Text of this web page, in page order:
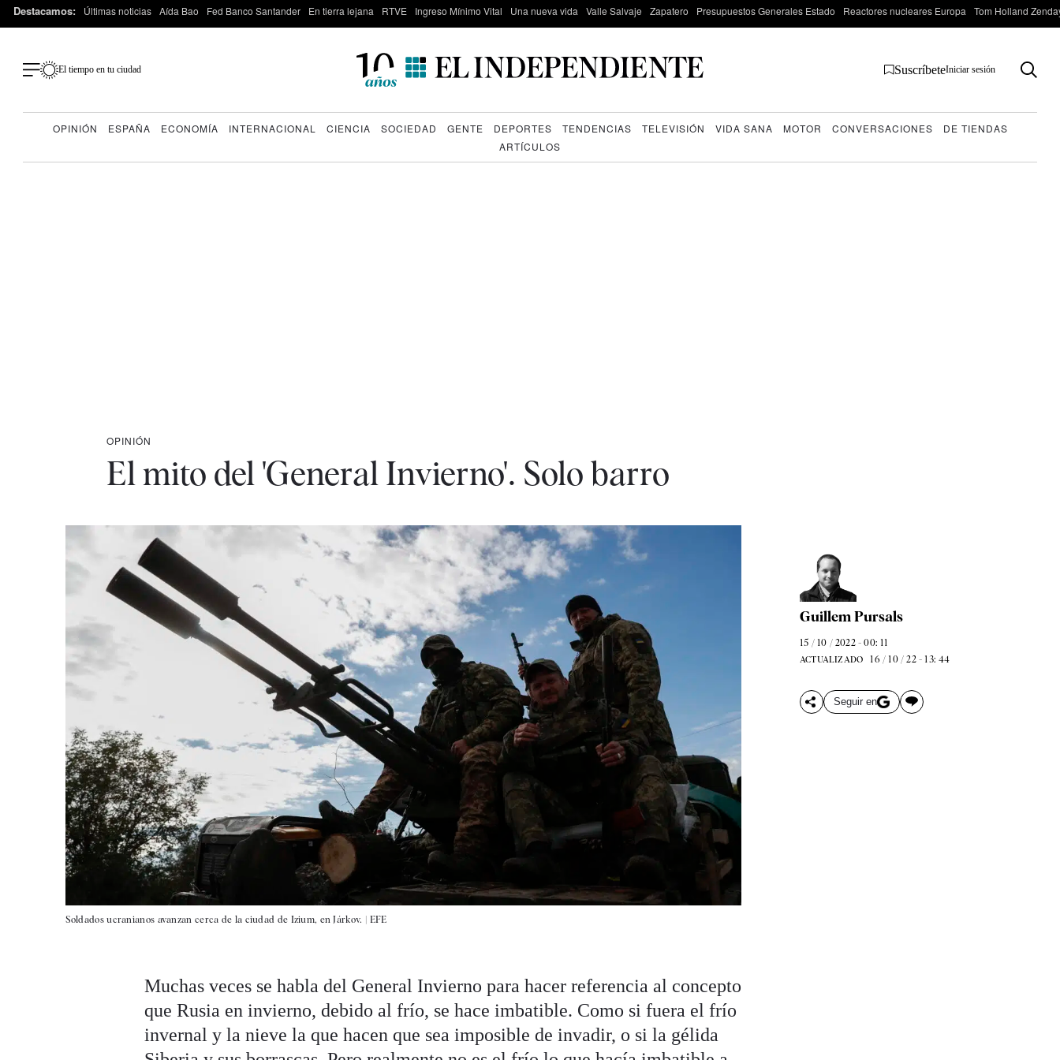
Destacamos: Últimas noticias Aída Bao Fed Banco Santander En tierra lejana RTVE Ingreso Mínimo Vital Una nueva vida Valle Salvaje Zapatero Presupuestos Generales Estado Reactores nucleares Europa Tom Holland
El tiempo en tu ciudad SuscríbeteIniciar sesión
OPINIÓN ESPAÑA ECONOMÍA INTERNACIONAL CIENCIA SOCIEDAD GENTE DEPORTES TENDENCIAS TELEVISIÓN VIDA SANA MOTOR CONVERSACIONES
DE TIENDAS
ARTÍCULOS
OPINIÓN
El mito del 'General Invierno'. Solo barro
Soldados ucranianos avanzan cerca de la ciudad de Izium, en Járkov. | EFE
Guillem Pursals
15 / 10 / 2022 - 00: 11
ACTUALIZADO 16 / 10 / 22 - 13: 44
Seguir en
Muchas veces se habla del General Invierno para hacer referencia al concepto
que Rusia en invierno, debido al frío, se hace imbatible. Como si fuera el frío
invernal y la nieve la que hacen que sea imposible de invadir, o si la gélida